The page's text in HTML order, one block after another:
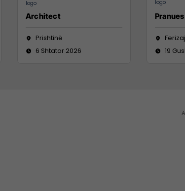
Architect
Prishtinë
6 Shtator 2026
Ferizaj
19